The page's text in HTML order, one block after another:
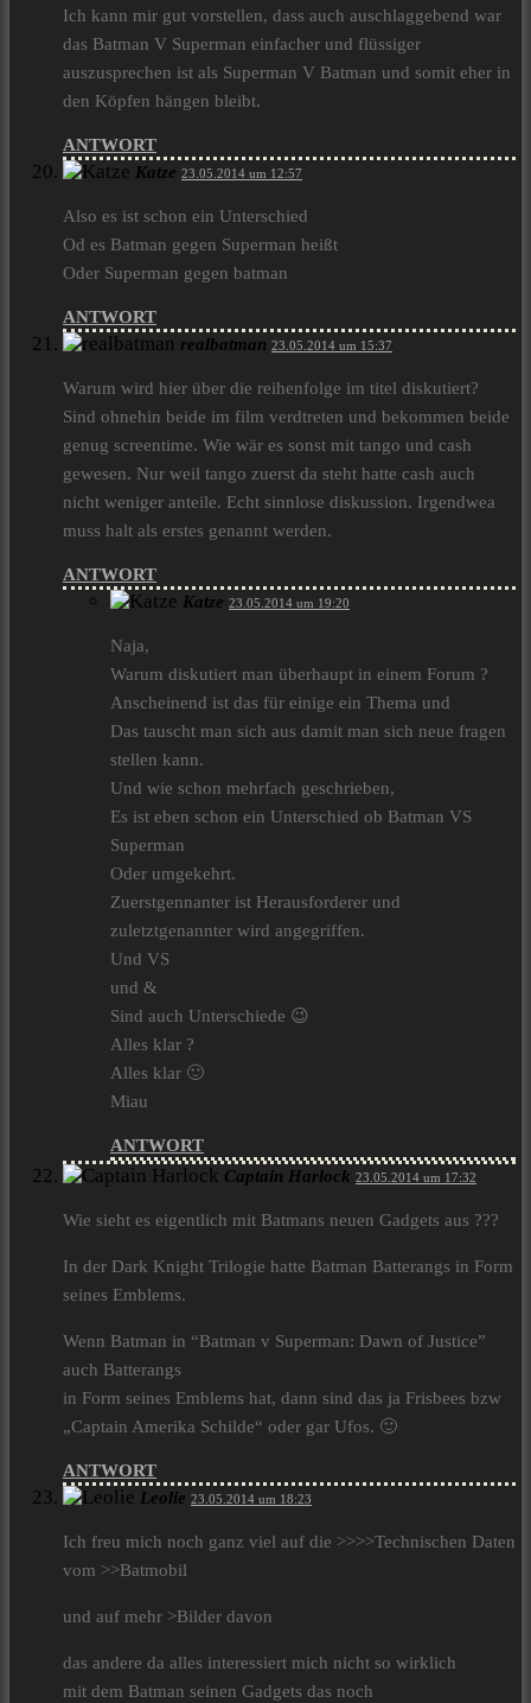
Ich kann mir gut vorstellen, dass auch auschlaggebend war
das Batman V Superman einfacher und flüssiger
auszusprechen ist als Superman V Batman und somit eher in
den Köpfen hängen bleibt.
ANTWORT
Katze 23.05.2014 um 12:57
Also es ist schon ein Unterschied
Od es Batman gegen Superman heißt
Oder Superman gegen batman
ANTWORT
realbatman 23.05.2014 um 15:37
Warum wird hier über die reihenfolge im titel diskutiert?
Sind ohnehin beide im film verdtreten und bekommen beide
genug screentime. Wie wär es sonst mit tango und cash
gewesen. Nur weil tango zuerst da steht hatte cash auch
nicht weniger anteile. Echt sinnlose diskussion. Irgendwea
muss halt als erstes genannt werden.
ANTWORT
Katze 23.05.2014 um 19:20
Naja,
Warum diskutiert man überhaupt in einem Forum ?
Anscheinend ist das für einige ein Thema und
Das tauscht man sich aus damit man sich neue fragen
stellen kann.
Und wie schon mehrfach geschrieben,
Es ist eben schon ein Unterschied ob Batman VS
Superman
Oder umgekehrt.
Zuerstgennanter ist Herausforderer und
zuletztgenannter wird angegriffen.
Und VS
und &
Sind auch Unterschiede 😉
Alles klar ?
Alles klar 🙂
Miau
ANTWORT
Captain Harlock 23.05.2014 um 17:32
Wie sieht es eigentlich mit Batmans neuen Gadgets aus ???
In der Dark Knight Trilogie hatte Batman Batterangs in Form
seines Emblems.
Wenn Batman in “Batman v Superman: Dawn of Justice”
auch Batterangs
in Form seines Emblems hat, dann sind das ja Frisbees bzw
„Captain Amerika Schilde“ oder gar Ufos. 🙂
ANTWORT
Leolie 23.05.2014 um 18:23
Ich freu mich noch ganz viel auf die >>>>Technischen Daten
vom >>Batmobil
und auf mehr >Bilder davon
das andere da alles interessiert mich nicht so wirklich
mit dem Batman seinen Gadgets das noch